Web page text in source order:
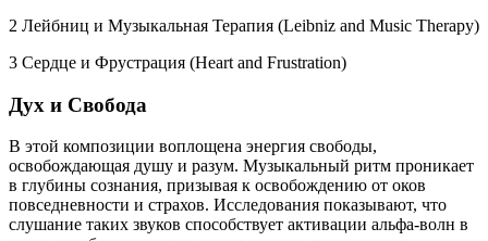
2 Лейбниц и Музыкальная Терапия (Leibniz and Music Therapy)
3 Сердце и Фрустрация (Heart and Frustration)
Дух и Свобода
В этой композиции воплощена энергия свободы,
освобождающая душу и разум. Музыкальный ритм проникает
в глубины сознания, призывая к освобождению от оков
повседневности и страхов. Исследования показывают, что
слушание таких звуков способствует активации альфа-волн в